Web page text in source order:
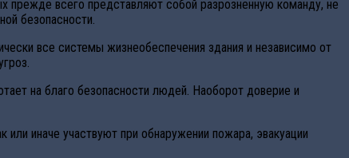
прежде всего представляют собой разрозненную команду, не
безопасности.
все системы жизнеобеспечения здания и независимо от
на благо безопасности людей. Наоборот доверие и
иначе участвуют при обнаружении пожара, эвакуации